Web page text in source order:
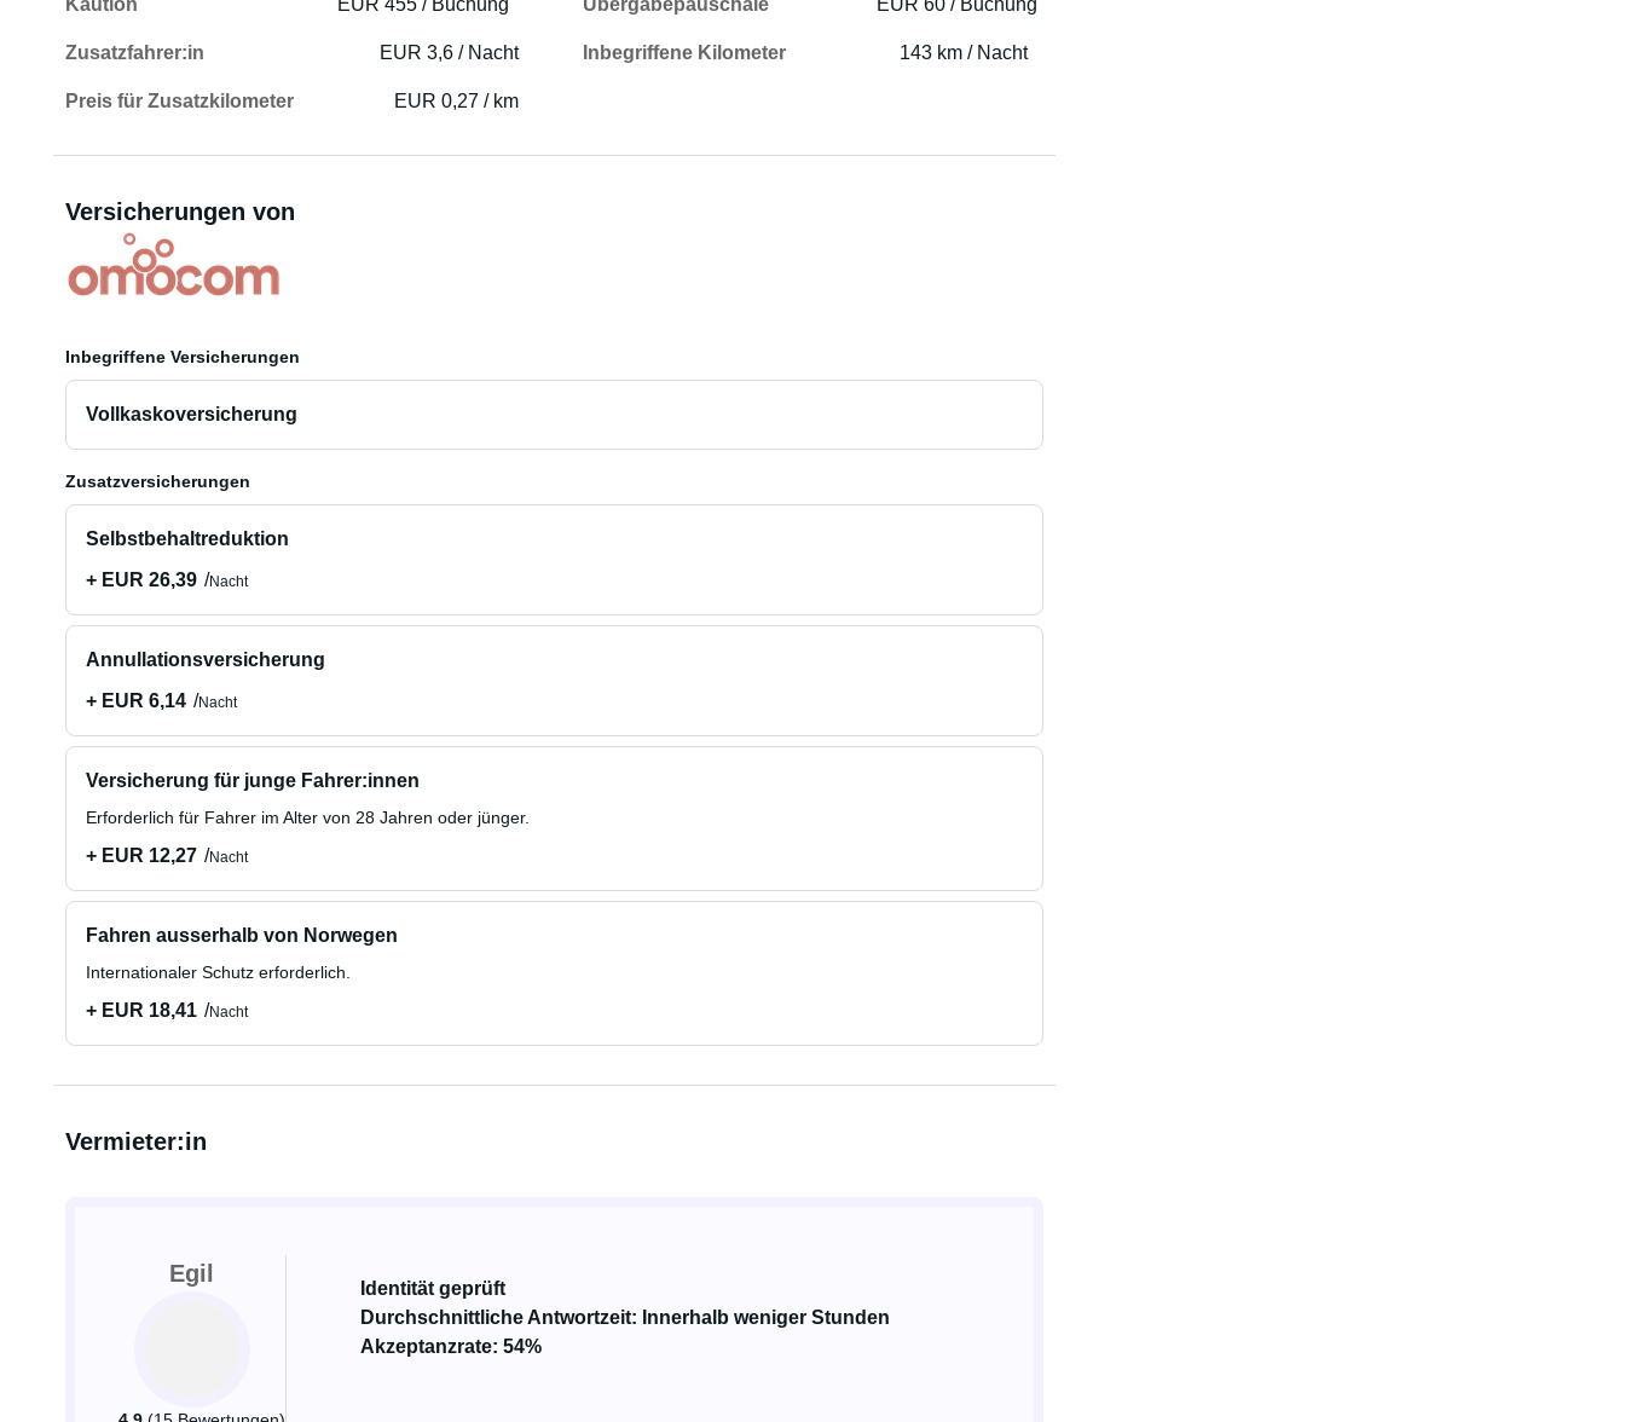
Kaution EUR 455 / Buchung Übergabepauschale EUR 60 / Buchung
Zusatzfahrer:in EUR 3,6 / Nacht Inbegriffene Kilometer 143 km / Nacht
Preis für Zusatzkilometer EUR 0,27 / km
Versicherungen von
Inbegriffene Versicherungen
Vollkaskoversicherung
Zusatzversicherungen
Selbstbehaltreduktion
+ EUR 26,39
Nacht
Annullationsversicherung
+ EUR 6,14
Nacht
Versicherung für junge Fahrer:innen
Erforderlich für Fahrer im Alter von 28 Jahren oder jünger.
+ EUR 12,27 Nacht
Fahren ausserhalb von Norwegen
Internationaler Schutz erforderlich.
+ EUR 18,41 Nacht
Vermieter:in
Egil
Identität geprüft
Durchschnittliche Antwortzeit: Innerhalb weniger Stunden
Akzeptanzrate: 54%